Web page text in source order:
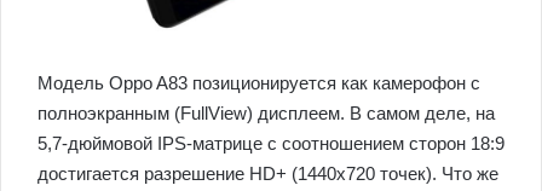
Модель Oppo A83 позиционируется как камерофон с
полноэкранным (FullView) дисплеем. В самом деле, на
5,7-дюймовой IPS-матрице с соотношением сторон 18:9
достигается разрешение HD+ (1440х720 точек). Что же